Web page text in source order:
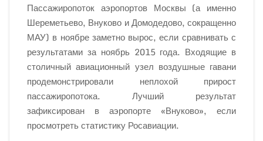
Пассажиропоток аэропортов Москвы (а именно
Шереметьево, Внуково и Домодедово, сокращенно
МАУ) в ноябре заметно вырос, если сравнивать с
результатами за ноябрь 2015 года. Входящие в
столичный авиационный узел воздушные гавани
продемонстрировали неплохой прирост
пассажиропотока. Лучший результат
зафиксирован в аэропорте «Внуково», если
просмотреть статистику Росавиации.